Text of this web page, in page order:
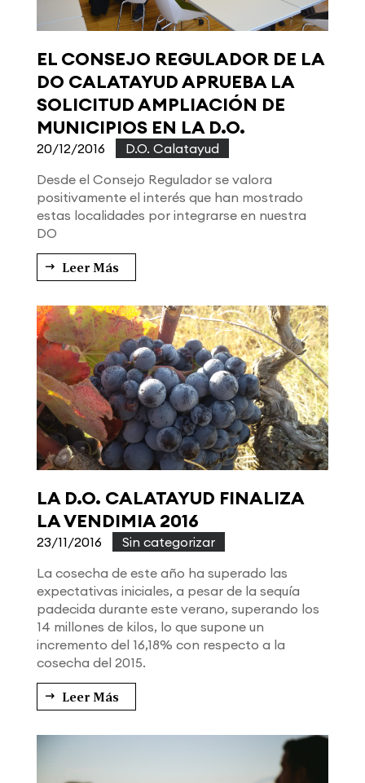
EL CONSEJO REGULADOR DE LA
DO CALATAYUD APRUEBA LA
SOLICITUD AMPLIACIÓN DE
MUNICIPIOS EN LA D.O.
20/12/2016
D.O. Calatayud
Desde el Consejo Regulador se valora
positivamente el interés que han mostrado
estas localidades por integrarse en nuestra
DO
Leer Más
LA D.O. CALATAYUD FINALIZA
LA VENDIMIA 2016
23/11/2016
Sin categorizar
La cosecha de este año ha superado las
expectativas iniciales, a pesar de la sequía
padecida durante este verano, superando los
14 millones de kilos, lo que supone un
incremento del 16,18% con respecto a la
cosecha del 2015.
Leer Más